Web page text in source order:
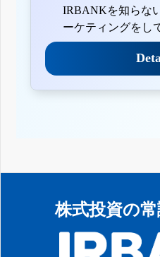
IRBANKを知らな
ーケティングをし
株式投資の常